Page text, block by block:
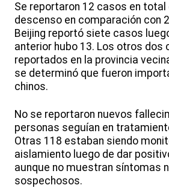
Se reportaron 12 casos en total
descenso en comparación con
Beijing reportó siete casos
anterior hubo 13. Los otros dos
reportados en la provincia
se determinó que fueron
chinos.
No se reportaron nuevos
personas seguían en
Otras 118 estaban siendo
aislamiento luego de dar
aunque no muestran síntomas
sospechosos.